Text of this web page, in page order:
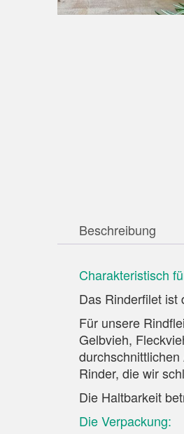
Beschreibung
Charakteristisch
Das Rinderfilet ist
Für unsere
Gelbvieh,
Rinder, die wir
Die Haltbarkeit
Die Verpackung: